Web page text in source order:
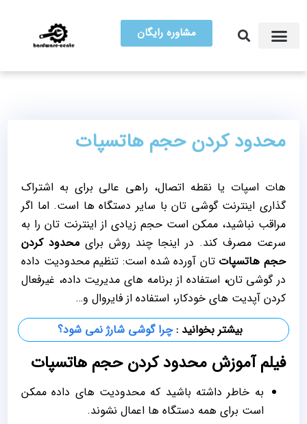
مشاوره رایگان
محدود کردن حجم هاتسپات
هات اسپات یا نقطه اتصال، راهی عالی برای به اشتراک
گذاری اینترنت گوشی تان با سایر دستگاه ها است. اما اگر
مراقب نباشید، ممکن است حجم زیادی از اینترنت تان را به
سرعت مصرف کند. در اینجا چند روش برایمحدود کردن
حجم هاتسپات تان آورده شده است: تنظیم محدودیت داده
در گوشی تان، استفاده از برنامه های مدیریت داده، غیرفعال
کردن آپدیت های خودکار، استفاده از فایروال و…
بیشتر بخوانید : چرا گوشی شارژ نمی شود؟
فیلم آموزش محدود کردن حجم هاتسپات
به خاطر داشته باشید که محدودیت های داده ممکن
است برای همه دستگاه ها اعمال نشوند.